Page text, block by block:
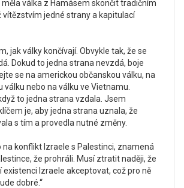
měla válka z Hamásem skončit tradičním
vítězstvím jedné strany a kapitulací
jak války končívají. Obvykle tak, že se
Dokud to jedna strana nevzdá, boje
se na americkou občanskou válku, na
válku nebo na válku ve Vietnamu.
to jedna strana vzdala. Jsem
je, aby jedna strana uznala, že
s tím a provedla nutné změny.
konflikt Izraele s Palestinci, znamená
že prohráli. Musí ztratit naději, že
existenci Izraele akceptovat, což pro ně
dobré.“